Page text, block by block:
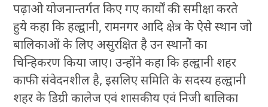
पढ़ाओ योजनान्तर्गत किए गए कार्यों की समीक्षा करते
हुये कहा कि हल्द्वानी, रामनगर आदि क्षेत्र के ऐसे स्थान जो
बालिकाओं के लिए असुरक्षित है उन स्थानोें का
चिन्हिकरण किया जाए। उन्होंने कहा कि हल्द्वानी शहर
काफी संवेदनशील है, इसलिए समिति के सदस्य हल्द्वानी
शहर के डिग्री कालेज एवं शासकीय एवं निजी बालिका